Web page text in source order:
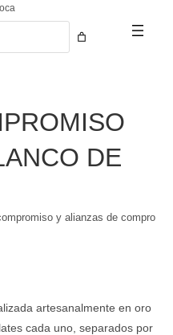
DE
y alianzas de
artesanalmente en oro
cada uno, separados por